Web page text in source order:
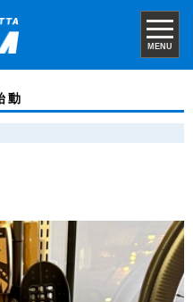
MENU
動